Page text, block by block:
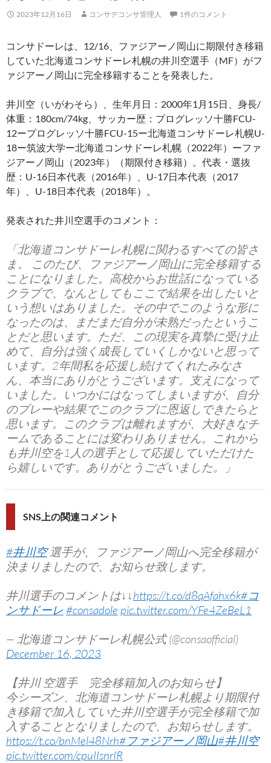
2023年12月16日 コンサデコンサ管理人 1件のコメント
コンサドーレは、12/16、ファジアーノ岡山に期限付き移籍
していた北海道コンサドーレ札幌の井川空選手（MF）がフ
ァジアーノ岡山に完全移籍することを発表した。
井川空（いがわそら）、生年月日：2000年1月15日、身長/
体重：180cm/74kg、サッカー歴：プログレッソ十勝FCU-
12ープログレッソ十勝FCU-15ー北海道コンサドーレ札幌U-
18ー筑波大学ー北海道コンサドーレ札幌（2022年）ーファ
ジアーノ岡山（2023年）（期限付き移籍）。代表・選抜
歴：U-16日本代表（2016年）、U-17日本代表（2017
年）、U-18日本代表（2018年）。
発表された井川空選手のコメント：
「北海道コンサドーレ札幌に関わるすべての皆さ
ま。 このたび、ファジアーノ岡山に完全移籍する
ことになりました。高校からお世話になっている
クラブで、なんとしてもここで結果を出したいと
いう想いはありました。その中でこのような形に
なったのは、まだまだ自分が未熟だったというこ
とだと思います。ただ、この現実を真摯に受け止
めて、自分は強く成長していくしかないと思って
います。2年間私を応援し続けてくれたみなさ
ん、本当にありがとうございます。支えになって
いました。いつかにはなってしまいますが、自分
のプレーや結果でこのクラブに恩返しできたらと
思います。このクラブは離れますが、大好きなチ
ームであることには変わりありません。これから
も井川空を1人の選手として応援していただけた
ら嬉しいです。ありがとうございました。」
SNS上の関連コメント
#井川空選手が、ファジアーノ岡山へ完全移籍が
決まりましたので、お知らせ致します。
井川選手のコメントは↓↓https://t.co/d8qAfahx6k#コ
ンサドーレ#consadole pic.twitter.com/YFe4ZeBeL1
— 北海道コンサドーレ札幌公式 (@consaofficial)
December 16, 2023
【井川 空選手 完全移籍加入のお知らせ】
今シーズン、北海道コンサドーレ札幌より期限付
き移籍で加入していた井川空選手が完全移籍で加
入することとなりましたので、お知らせします。
https://t.co/bnMel48Nrh#ファジアーノ岡山#井川空
pic.twitter.com/cpuIIsnrIR